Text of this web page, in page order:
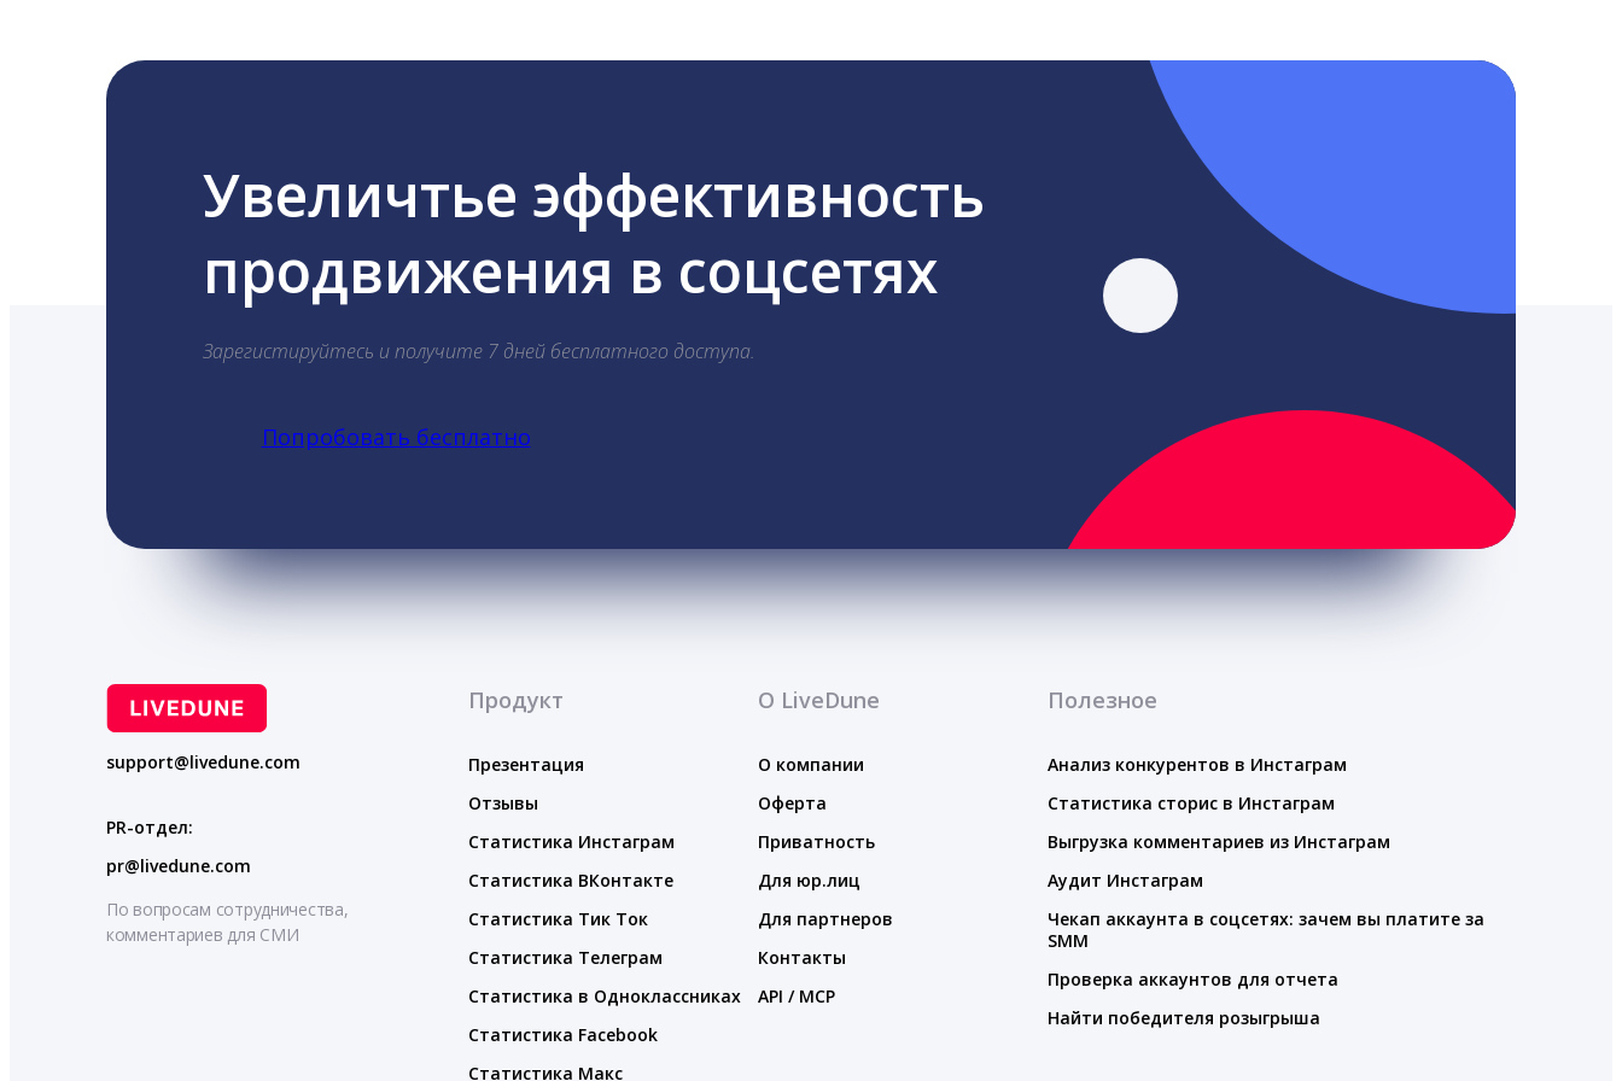
Увеличтье эффективность
продвижения в соцсетях
Зарегистируйтесь и получите 7 дней бесплатного доступа.
Попробовать бесплатно
support@livedune.com
PR-отдел:
pr@livedune.com
По вопросам сотрудничества,
комментариев для СМИ
Продукт
Презентация
Отзывы
Статистика Инстаграм
Статистика ВКонтакте
Статистика Тик Ток
Статистика Телеграм
Статистика в Одноклассниках
Статистика Facebook
Статистика Макс
О LiveDune
О компании
Оферта
Приватность
Для юр.лиц
Для партнеров
Контакты
API / MCP
Полезное
Анализ конкурентов в Инстаграм
Статистика сторис в Инстаграм
Выгрузка комментариев из Инстаграм
Аудит Инстаграм
Чекап аккаунта в соцсетях: зачем вы платите за
SMM
Проверка аккаунтов для отчета
Найти победителя розыгрыша